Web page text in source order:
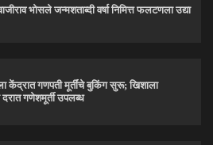
भोसले जन्मशताब्दी वर्षा निमित्त फलटणला उद्या
केंद्रात गणपती मूर्तींचे बुकिंग सुरू; खिशाला
दरात गणेशमूर्ती उपलब्ध